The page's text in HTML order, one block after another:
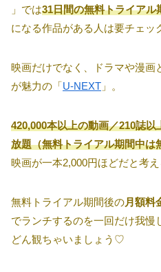
」では31日間の無料トライアル
になる作品がある人は要チェッ
映画だけでなく、ドラマや漫画
が魅力の「U-NEXT 」。
420,000本以上の動画／210誌
放題（無料トライアル期間中は
映画が一本2,000円ほどだと考
無料トライアル期間後の月額料
でランチするのを一回だけ我慢
どん観ちゃいましょう♡